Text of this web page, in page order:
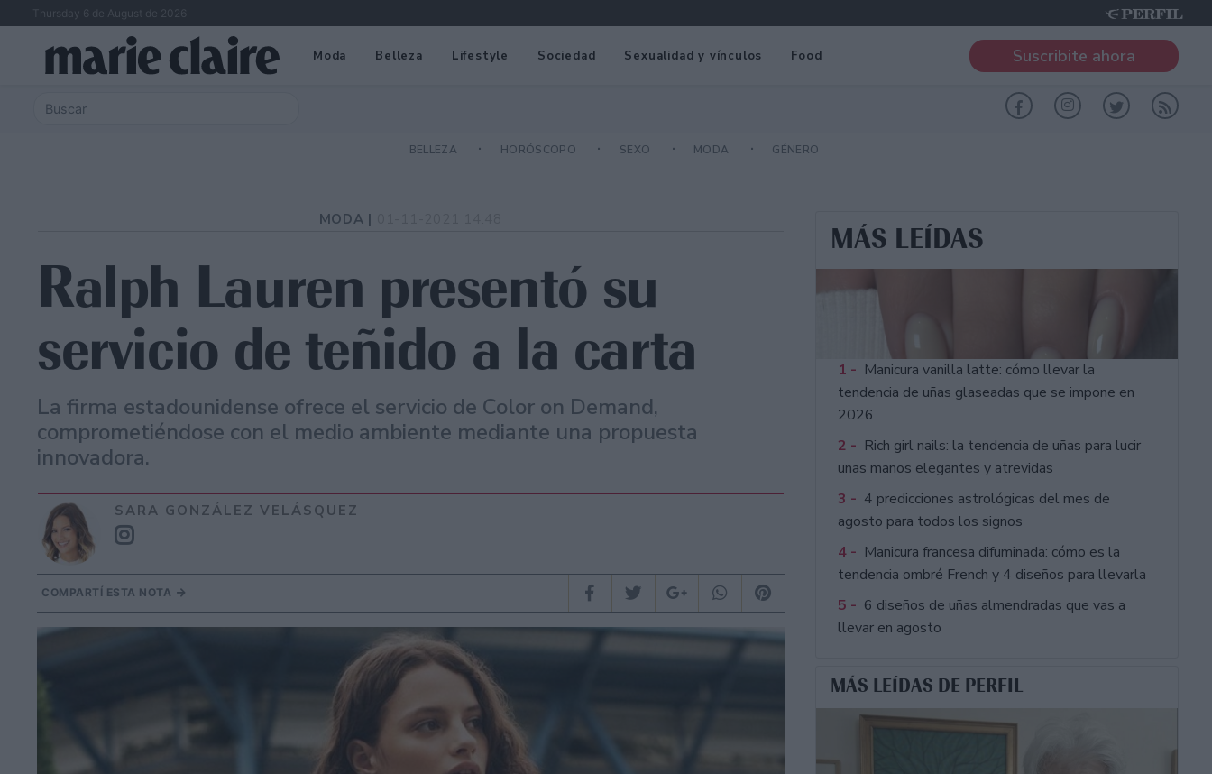
Thursday 6 de August de 2026
Moda Belleza Lifestyle Sociedad Sexualidad y vínculos Food Suscribite ahora
BELLEZA HORÓSCOPO SEXO MODA GÉNERO
MODA |
Ralph Lauren presentó su
servicio de teñido a la carta
La firma estadounidense ofrece el servicio de Color on Demand,
comprometiéndose con el medio ambiente mediante una propuesta
innovadora.
SARA GONZÁLEZ VELÁSQUEZ
COMPARTÍ ESTA NOTA
MÁS LEÍDAS
1 - Manicura vanilla latte: cómo llevar la
tendencia de uñas glaseadas que se impone en
2026
2 - Rich girl nails: la tendencia de uñas para lucir
unas manos elegantes y atrevidas
3 - 4 predicciones astrológicas del mes de
agosto para todos los signos
4 - Manicura francesa difuminada: cómo es la
tendencia ombré French y 4 diseños para llevarla
5 - 6 diseños de uñas almendradas que vas a
llevar en agosto
MÁS LEÍDAS DE PERFIL